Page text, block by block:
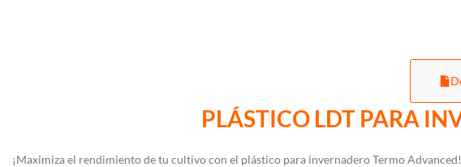
PLÁSTICO LDT PARA
¡Maximiza el rendimiento de tu cultivo con el plástico para invernadero Termo